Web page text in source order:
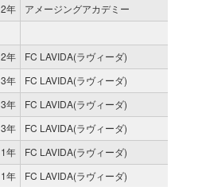
2年 アメージングアカデミー
2年 FC LAVIDA(ラヴィーダ)
3年 FC LAVIDA(ラヴィーダ)
3年 FC LAVIDA(ラヴィーダ)
3年 FC LAVIDA(ラヴィーダ)
1年 FC LAVIDA(ラヴィーダ)
1年 FC LAVIDA(ラヴィーダ)